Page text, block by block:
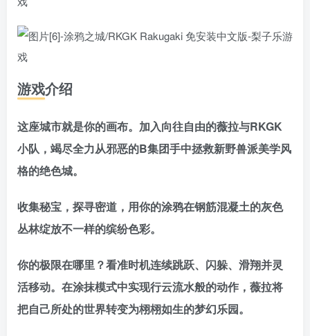
游戏介绍
这座城市就是你的画布。加入向往自由的薇拉与RKGK
小队，竭尽全力从邪恶的B集团手中拯救新野兽派美学风
格的绝色城。
收集秘宝，探寻密道，用你的涂鸦在钢筋混凝土的灰色
丛林绽放不一样的缤纷色彩。
你的极限在哪里？看准时机连续跳跃、闪躲、滑翔并灵
活移动。在涂抹模式中实现行云流水般的动作，薇拉将
把自己所处的世界转变为栩栩如生的梦幻乐园。